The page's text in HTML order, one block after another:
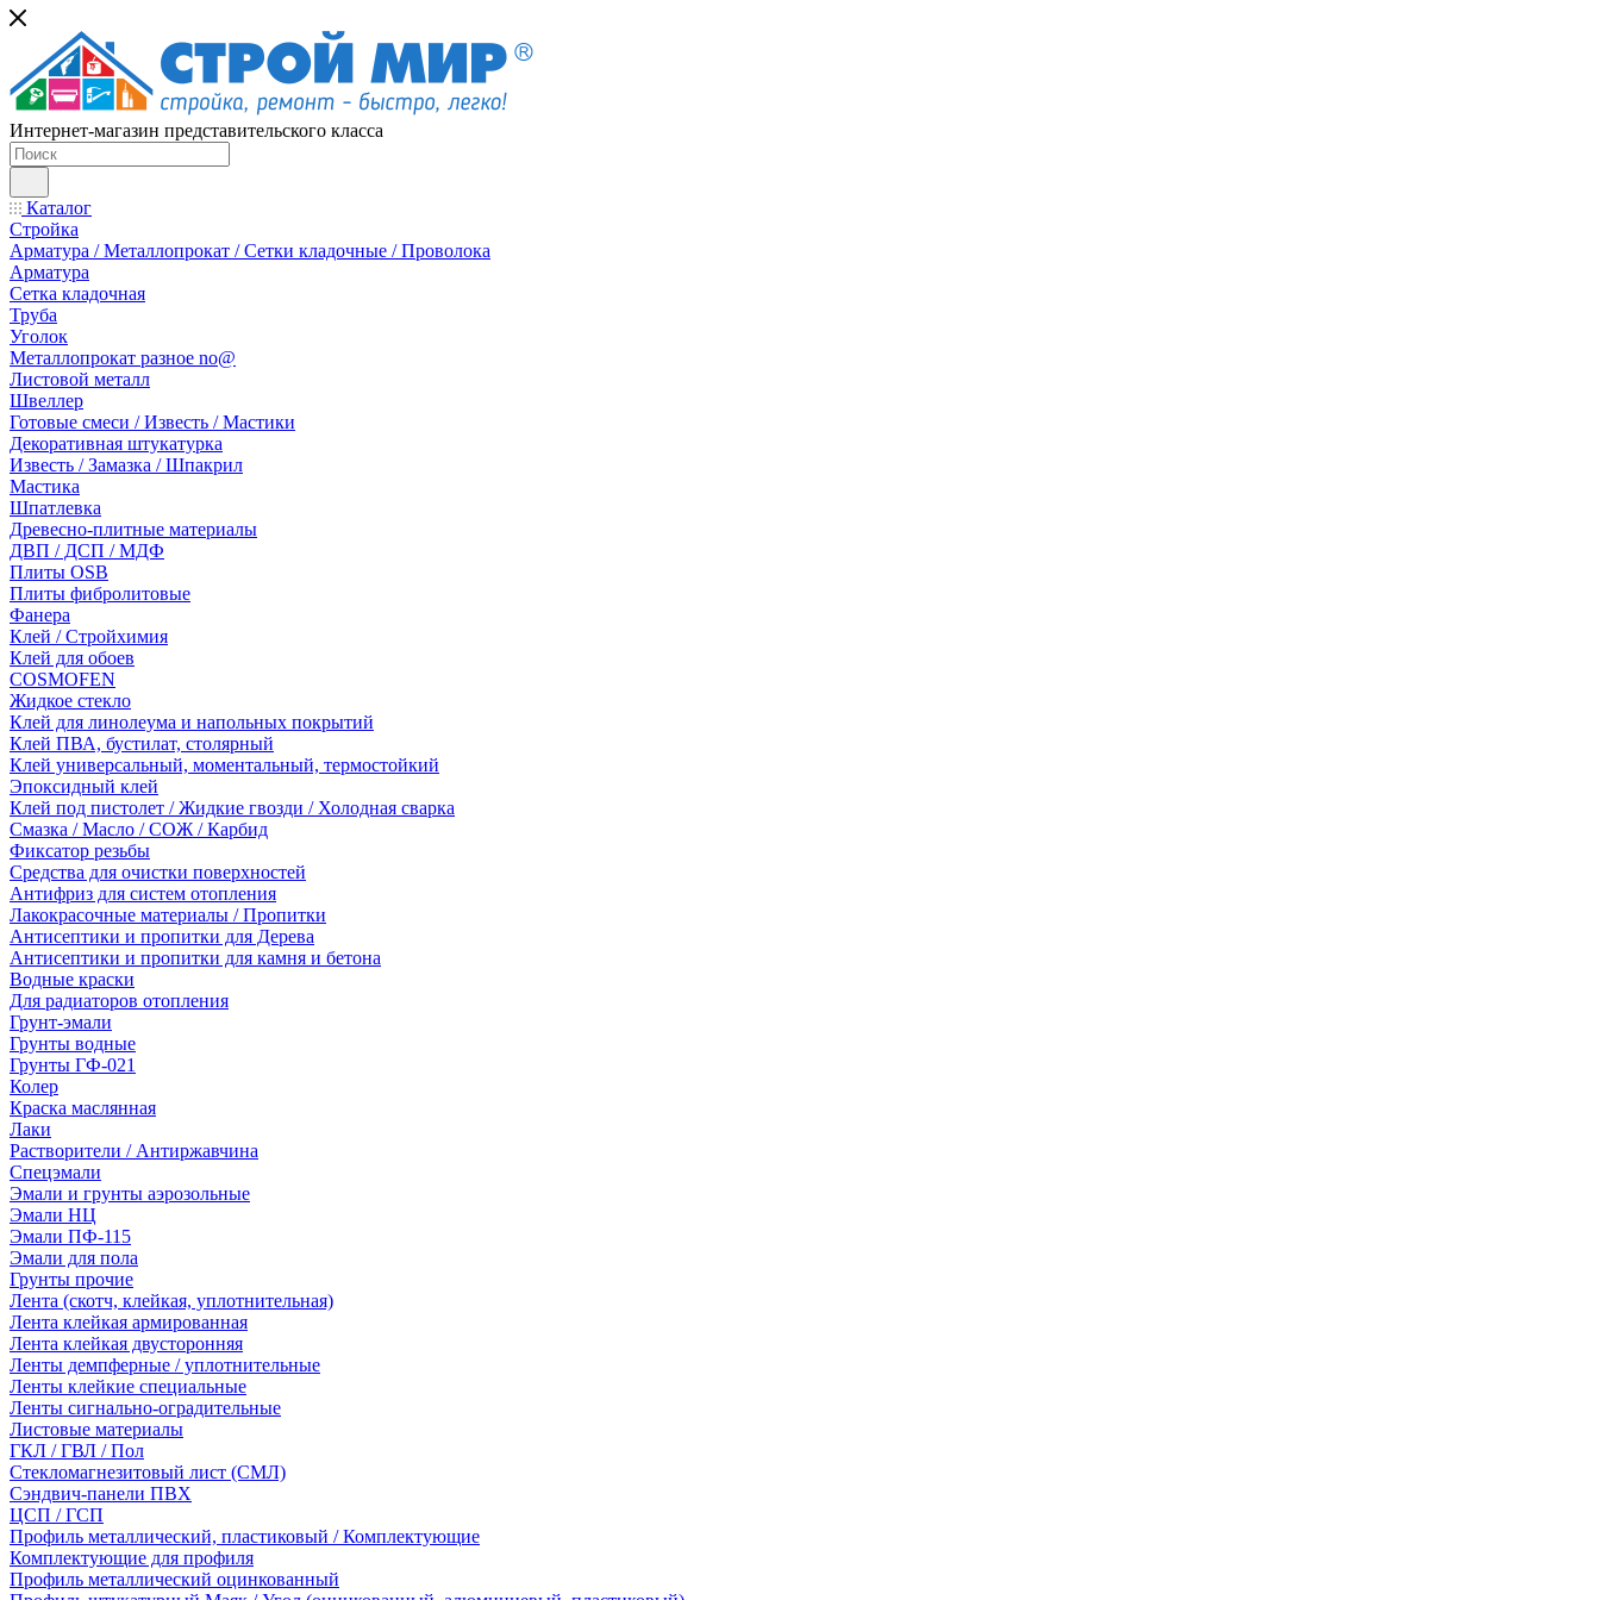
Интернет-магазин представительского класса
Каталог
Стройка
Арматура / Металлопрокат / Сетки кладочные / Проволока
Арматура
Сетка кладочная
Труба
Уголок
Металлопрокат разное no@
Листовой металл
Швеллер
Готовые смеси / Известь / Мастики
Декоративная штукатурка
Известь / Замазка / Шпакрил
Мастика
Шпатлевка
Древесно-плитные материалы
ДВП / ДСП / МДФ
Плиты OSB
Плиты фибролитовые
Фанера
Клей / Стройхимия
Клей для обоев
COSMOFEN
Жидкое стекло
Клей для линолеума и напольных покрытий
Клей ПВА, бустилат, столярный
Клей универсальный, моментальный, термостойкий
Эпоксидный клей
Клей под пистолет / Жидкие гвозди / Холодная сварка
Смазка / Масло / СОЖ / Карбид
Фиксатор резьбы
Средства для очистки поверхностей
Антифриз для систем отопления
Лакокрасочные материалы / Пропитки
Антисептики и пропитки для Дерева
Антисептики и пропитки для камня и бетона
Водные краски
Для радиаторов отопления
Грунт-эмали
Грунты водные
Грунты ГФ-021
Колер
Краска маслянная
Лаки
Растворители / Антиржавчина
Спецэмали
Эмали и грунты аэрозольные
Эмали НЦ
Эмали ПФ-115
Эмали для пола
Грунты прочие
Лента (скотч, клейкая, уплотнительная)
Лента клейкая армированная
Лента клейкая двусторонняя
Ленты демпферные / уплотнительные
Ленты клейкие специальные
Ленты сигнально-оградительные
Листовые материалы
ГКЛ / ГВЛ / Пол
Стекломагнезитовый лист (СМЛ)
Сэндвич-панели ПВХ
ЦСП / ГСП
Профиль металлический, пластиковый / Комплектующие
Комплектующие для профиля
Профиль металлический оцинкованный